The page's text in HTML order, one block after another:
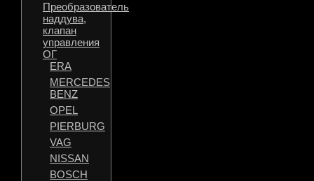
Преобразователь
наддува,
клапан
управления
ОГ
ERA
MERCEDES
BENZ
OPEL
PIERBURG
VAG
NISSAN
BOSCH